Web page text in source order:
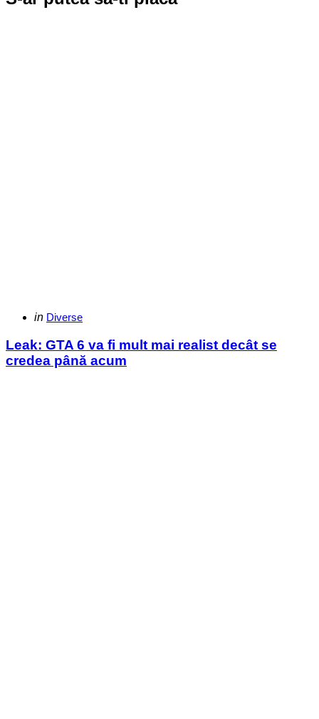
Categories
Posted
in Diverse
Leak: GTA 6 va fi mult mai realist decât se
credea până acum